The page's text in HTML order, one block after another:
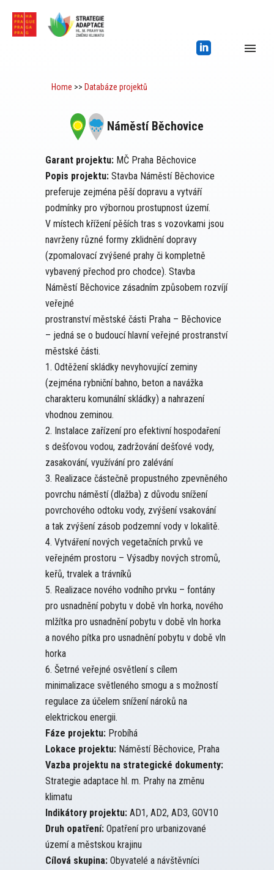
Home >> Databáze projektů
Náměstí Běchovice
Garant projektu: MČ Praha Běchovice
Popis projektu: Stavba Náměstí Běchovice
preferuje zejména pěší dopravu a vytváří
podmínky pro výbornou prostupnost území.
V místech křížení pěších tras s vozovkami jsou
navrženy různé formy zklidnění dopravy
(zpomalovací zvýšené prahy či kompletně
vybavený přechod pro chodce). Stavba
Náměstí Běchovice zásadním způsobem rozvíjí
veřejné
prostranství městské části Praha – Běchovice
– jedná se o budoucí hlavní veřejné prostranství
městské části.
1. Odtěžení skládky nevyhovující zeminy
(zejména rybniční bahno, beton a navážka
charakteru komunální skládky) a nahrazení
vhodnou zeminou.
2. Instalace zařízení pro efektivní hospodaření
s dešťovou vodou, zadržování dešťové vody,
zasakování, využívání pro zalévání
3. Realizace částečně propustného zpevněného
povrchu náměstí (dlažba) z důvodu snížení
povrchového odtoku vody, zvýšení vsakování
a tak zvýšení zásob podzemní vody v lokalitě.
4. Vytváření nových vegetačních prvků ve
veřejném prostoru – Výsadby nových stromů,
keřů, trvalek a trávníků
5. Realizace nového vodního prvku – fontány
pro usnadnění pobytu v době vln horka, nového
mlžítka pro usnadnění pobytu v době vln horka
a nového pítka pro usnadnění pobytu v době vln
horka
6. Šetrné veřejné osvětlení s cílem
minimalizace světleného smogu a s možností
regulace za účelem snížení nároků na
elektrickou energii.
Fáze projektu: Probíhá
Lokace projektu: Náměstí Běchovice, Praha
Vazba projektu na strategické dokumenty:
Strategie adaptace hl. m. Prahy na změnu
klimatu
Indikátory projektu: AD1, AD2, AD3, GOV10
Druh opatření: Opatření pro urbanizované
území a městskou krajinu
Cílová skupina: Obyvatelé a návštěvníci